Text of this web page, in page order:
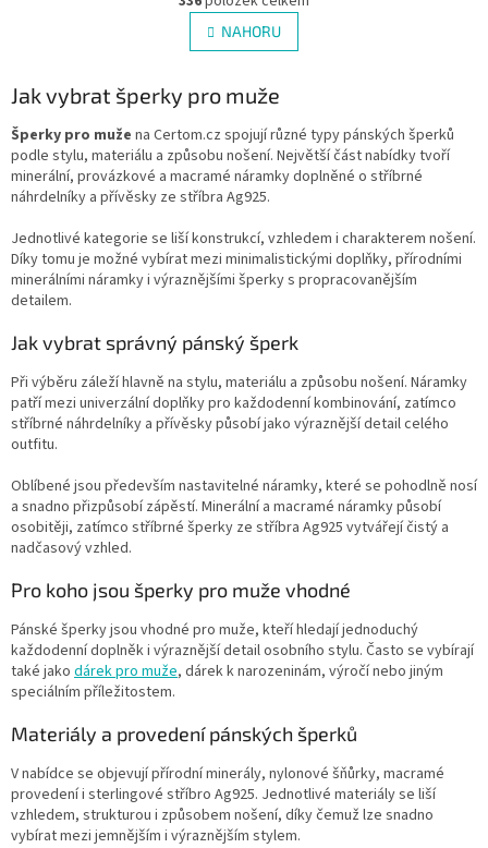
v
l
á
a
í
p
r
v
y
v
ý
s
á
n
k
v
á
n
í
NAHORU
Jak vybrat šperky pro muže
Šperky pro muže na Certom.cz spojují různé typy pánských šperků
podle stylu, materiálu a způsobu nošení. Největší část nabídky tvoří
minerální, provázkové a macramé náramky doplněné o stříbrné
náhrdelníky a přívěsky ze stříbra Ag925.
Jednotlivé kategorie se liší konstrukcí, vzhledem i charakterem nošení.
Díky tomu je možné vybírat mezi minimalistickými doplňky, přírodními
minerálními náramky i výraznějšími šperky s propracovanějším
detailem.
Jak vybrat správný pánský šperk
Při výběru záleží hlavně na stylu, materiálu a způsobu nošení. Náramky
patří mezi univerzální doplňky pro každodenní kombinování, zatímco
stříbrné náhrdelníky a přívěsky působí jako výraznější detail celého
outfitu.
Oblíbené jsou především nastavitelné náramky, které se pohodlně nosí
a snadno přizpůsobí zápěstí. Minerální a macramé náramky působí
osobitěji, zatímco stříbrné šperky ze stříbra Ag925 vytvářejí čistý a
nadčasový vzhled.
Pro koho jsou šperky pro muže vhodné
Pánské šperky jsou vhodné pro muže, kteří hledají jednoduchý
každodenní doplněk i výraznější detail osobního stylu. Často se vybírají
také jako dárek pro muže, dárek k narozeninám, výročí nebo jiným
speciálním příležitostem.
Materiály a provedení pánských šperků
V nabídce se objevují přírodní minerály, nylonové šňůrky, macramé
provedení i sterlingové stříbro Ag925. Jednotlivé materiály se liší
vzhledem, strukturou i způsobem nošení, díky čemuž lze snadno
vybírat mezi jemnějším i výraznějším stylem.